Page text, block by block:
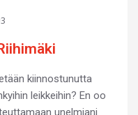
kiinnostunutta
leikkeihin? En oo
unelmiani